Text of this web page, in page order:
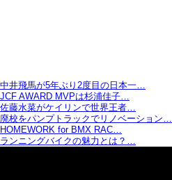
中井飛馬が5年ぶり2度目の日本一…
JCF AWARD MVPは杉浦佳子…
佐藤水菜がケイリンで世界王者…
廃校をパンプトラックでリノベーション…
HOMEWORK for BMX RAC…
ランニングバイクの魅力とは？…